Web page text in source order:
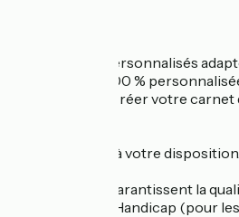
Des conseils personnalisés
des vacances 100 %
proposons de créer votre carnet
Le WiFi gratuit à votre disposition.
Des labels qui garantissent la
?? Tourisme & Handicap (pour